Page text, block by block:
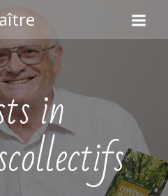
au
contenu
in